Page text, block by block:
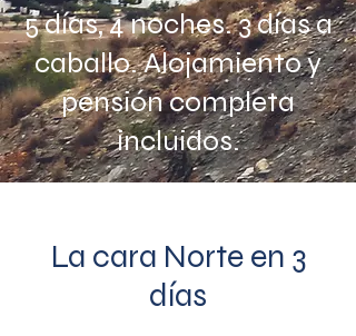
5 días, 4 noches. 3 días a
caballo. Alojamiento y
pensión completa
incluidos.
La cara Norte en 3
días